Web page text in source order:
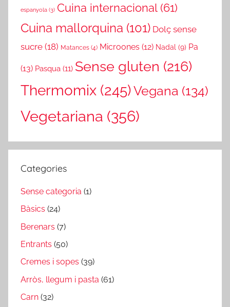
espanyola (3) Cuina internacional(61)
Cuina mallorquina (101) Dolç sense
sucre (18) Matances (4) Microones (12) Nadal (9) Pa
(13) Pasqua (11) Sense gluten (216)
Thermomix (245)Vegana (134)
Vegetariana (356)
Categories
Sense categoria (1)
Bàsics (24)
Berenars (7)
Entrants (50)
Cremes i sopes (39)
Arròs, llegum i pasta (61)
Carn (32)